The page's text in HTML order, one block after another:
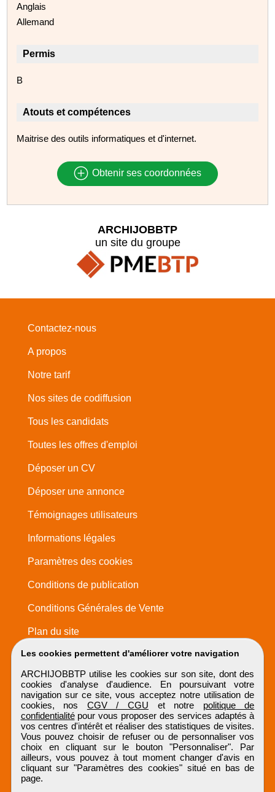
Anglais
Allemand
Permis
B
Atouts et compétences
Maitrise des outils informatiques et d'internet.
Obtenir ses coordonnées
Les cookies permettent d'améliorer votre navigation
ARCHIJOBBTP utilise les cookies sur son site, dont des
cookies d'analyse d'audience. En poursuivant votre
navigation sur ce site, vous acceptez notre utilisation de
cookies, nos CGV / CGU et notre politique de
confidentialitépour vous proposer des services adaptés à
vos centres d'intérêt et réaliser des statistiques de visites.
Vous pouvez choisir de refuser ou de personnaliser vos
choix en cliquant sur le bouton "Personnaliser". Par
ailleurs, vous pouvez à tout moment changer d'avis en
cliquant sur "Paramètres des cookies" situé en bas de
page.
ARCHIJOBBTP
un site du groupe
Contactez-nous
A propos
Notre tarif
Nos sites de codiffusion
Tous les candidats
Toutes les offres d'emploi
Déposer un CV
Déposer une annonce
Témoignages utilisateurs
Informations légales
Paramètres des cookies
Conditions de publication
Conditions Générales de Vente
Plan du site